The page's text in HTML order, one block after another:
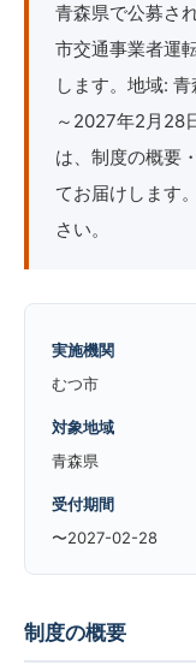
青森県で公募さ
市交通事業者運
します。地域:
～2027年2月28
は、制度の概要
てお届けします
さい。
実施機関
むつ市
対象地域
青森県
受付期間
〜2027-02-28
制度の概要